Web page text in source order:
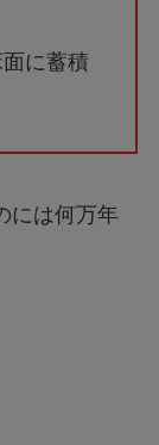
に蓄積
には何万年